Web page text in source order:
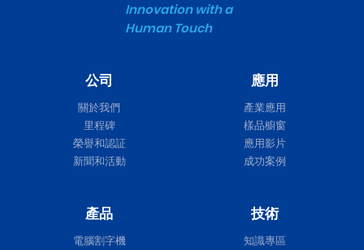
Innovation with a
Human Touch
公司
關於我們
里程碑
榮譽和認証
新聞和活動
應用
產業應用
樣品櫥窗
應用影片
成功案例
產品
電腦割字機
技術
知識專區